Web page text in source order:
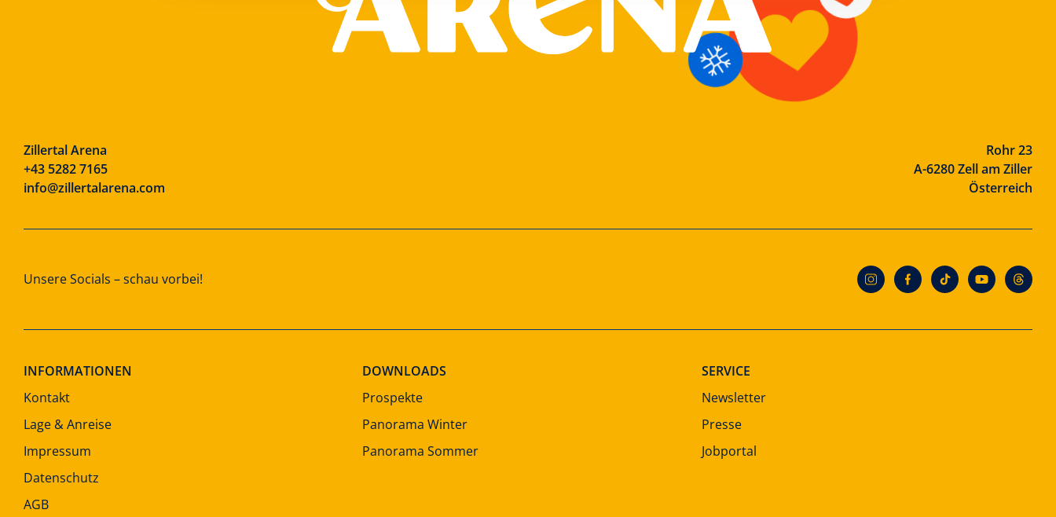
Zillertal Arena
+43 5282 7165
info@zillertalarena.com
Rohr 23
A-6280 Zell am Ziller
Österreich
Unsere Socials – schau vorbei!
INFORMATIONEN
Kontakt
Lage & Anreise
Impressum
Datenschutz
AGB
DOWNLOADS
Prospekte
Panorama Winter
Panorama Sommer
SERVICE
Newsletter
Presse
Jobportal